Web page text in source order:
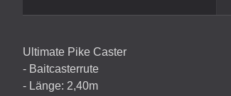
Ultimate Pike Caster
- Baitcasterrute
- Länge: 2,40m